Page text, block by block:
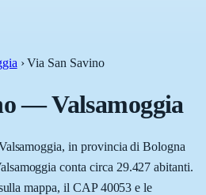
›Via San Savino
—Valsamoggia
in provincia di Bologna
conta circa 29.427 abitanti.
mappa, il CAP 40053 e le